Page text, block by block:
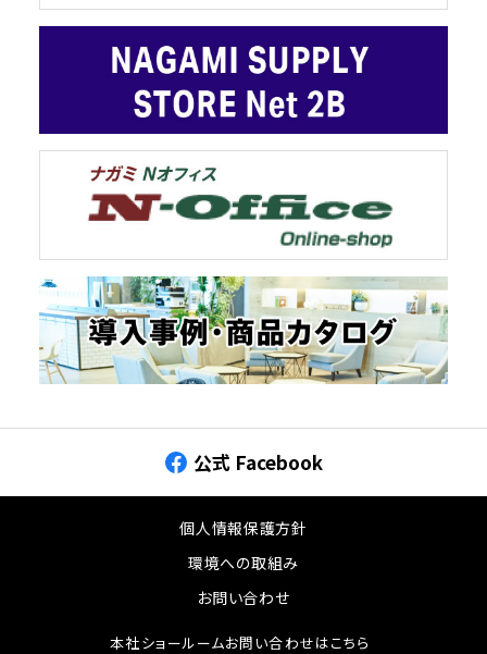
公式 Facebook
個人情報保護方針
環境への取組み
お問い合わせ
本社ショールームお問い合わせはこちら